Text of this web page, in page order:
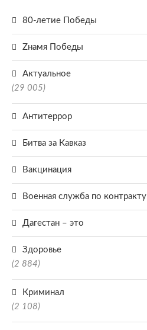
80-летие Победы
Zнамя Победы
Актуальное
(29 005)
Антитеррор
Битва за Кавказ
Вакцинация
Военная служба по контракту
Дагестан – это
Здоровье
(2 884)
Криминал
(2 108)